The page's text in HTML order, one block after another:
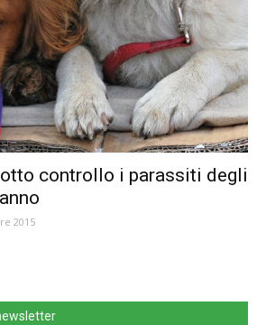
controllo i parassiti degli
2015